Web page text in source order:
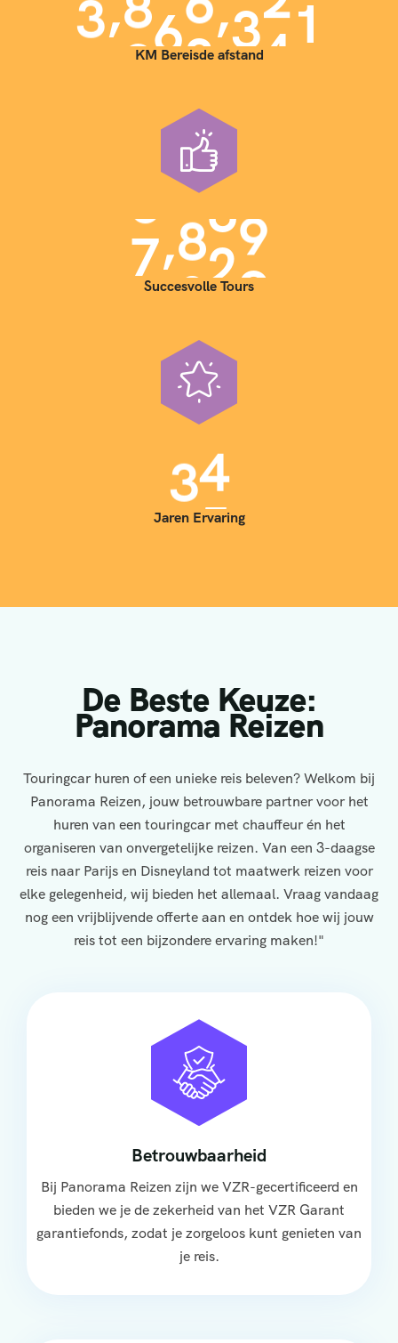
KM Bereisde afstand
7,000
Succesvolle Tours
35
Jaren Ervaring
De Beste Keuze:
Panorama Reizen
Touringcar huren of een unieke reis beleven? Welkom bij
Panorama Reizen, jouw betrouwbare partner voor het
huren van een touringcar met chauffeur én het
organiseren van onvergetelijke reizen. Van een 3-daagse
reis naar Parijs en Disneyland tot maatwerk reizen voor
elke gelegenheid, wij bieden het allemaal. Vraag vandaag
nog een vrijblijvende offerte aan en ontdek hoe wij jouw
reis tot een bijzondere ervaring maken!"
Betrouwbaarheid
Bij Panorama Reizen zijn we VZR-gecertificeerd en
bieden we je de zekerheid van het VZR Garant
garantiefonds, zodat je zorgeloos kunt genieten van
je reis.